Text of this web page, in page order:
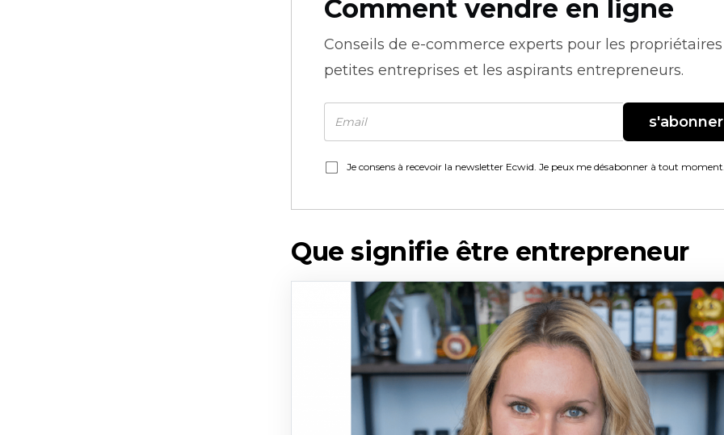
Comment vendre en ligne
Conseils de e-commerce experts pour les
petites entreprises et les aspirants entrepreneurs.
s'abonner
Je consens à recevoir la newsletter Ecwid. Je peux me désabonner à tout
Que signifie être entrepreneur